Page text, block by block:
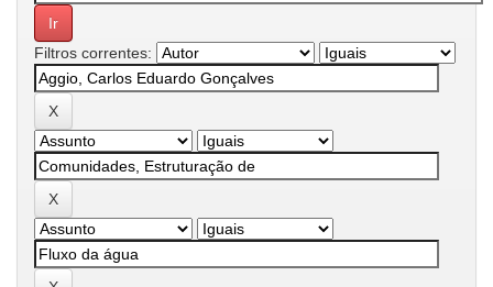
Filtros correntes: